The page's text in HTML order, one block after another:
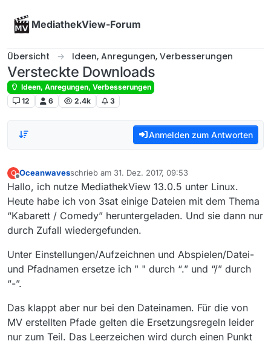
MediathekView-Forum
Übersicht Ideen, Anregungen, Verbesserungen
Versteckte Downloads
Ideen, Anregungen, Verbesserungen
12
6 2.4k 3
Anmelden zum Antworten
O
Offline
Oceanwavesschrieb am 31. Dez. 2017, 09:53
zuletzt editiert von
Hallo, ich nutze MediathekView 13.0.5 unter Linux.
Heute habe ich von 3sat einige Dateien mit dem Thema
“Kabarett / Comedy” heruntergeladen. Und sie dann nur
durch Zufall wiedergefunden.
Unter Einstellungen/Aufzeichnen und Abspielen/Datei-
und Pfadnamen ersetze ich " " durch “.” und “/” durch
“-”.
Das klappt aber nur bei den Dateinamen. Für die von
MV erstellten Pfade gelten die Ersetzungsregeln leider
nur zum Teil. Das Leerzeichen wird durch einen Punkt